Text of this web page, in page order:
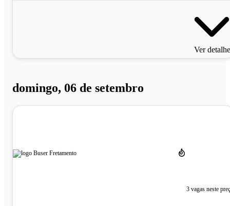
Ver
domingo, 06 de setembro
3 vagas neste